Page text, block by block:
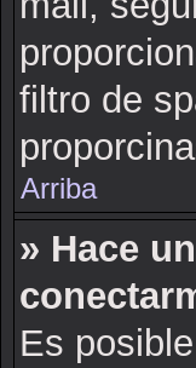
filtro de
Arriba
» Hace
Es